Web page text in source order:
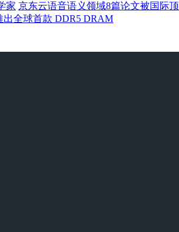
家 京东云语音语义领域8篇论文被国际
出全球首款 DDR5 DRAM